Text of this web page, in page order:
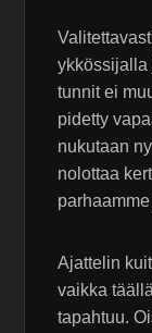
ykkössijalla
tunnit ei
pidetty
nukutaan
nolottaa
Ajattelin
vaikka
tapahtuu.